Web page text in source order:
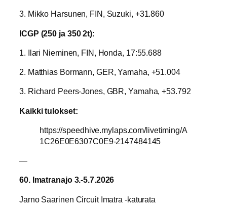
3. Mikko Harsunen, FIN, Suzuki, +31.860
ICGP (250 ja 350 2t):
1. Ilari Nieminen, FIN, Honda, 17:55.688
2. Matthias Bormann, GER, Yamaha, +51.004
3. Richard Peers-Jones, GBR, Yamaha, +53.792
Kaikki tulokset:
https://speedhive.mylaps.com/livetiming/A
1C26E0E6307C0E9-2147484145
—
60. Imatranajo 3.-5.7.2026
Jarno Saarinen Circuit Imatra -katurata